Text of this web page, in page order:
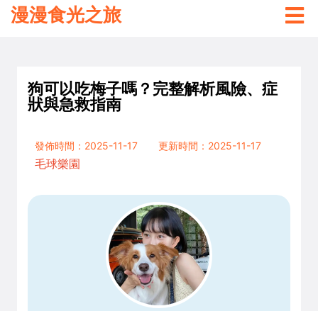
漫漫食光之旅
狗可以吃梅子嗎？完整解析風險、症
狀與急救指南
發佈時間：2025-11-17
更新時間：2025-11-17
毛球樂園